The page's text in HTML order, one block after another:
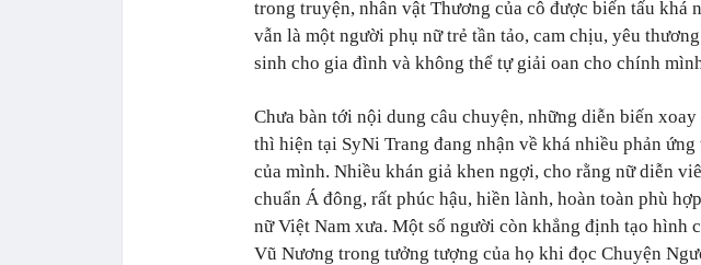
trong truyện, nhân vật Thương của cô được biến tấu khá
vẫn là một người phụ nữ trẻ tần tảo, cam chịu, yêu
sinh cho gia đình và không thể tự giải oan cho chính
Chưa bàn tới nội dung câu chuyện, những diễn biến
thì hiện tại SyNi Trang đang nhận về khá nhiều phản
của mình. Nhiều khán giả khen ngợi, cho rằng nữ diễn
chuẩn Á đông, rất phúc hậu, hiền lành, hoàn toàn phù
nữ Việt Nam xưa. Một số người còn khẳng định tạo hình
Vũ Nương trong tưởng tượng của họ khi đọc Chuyện